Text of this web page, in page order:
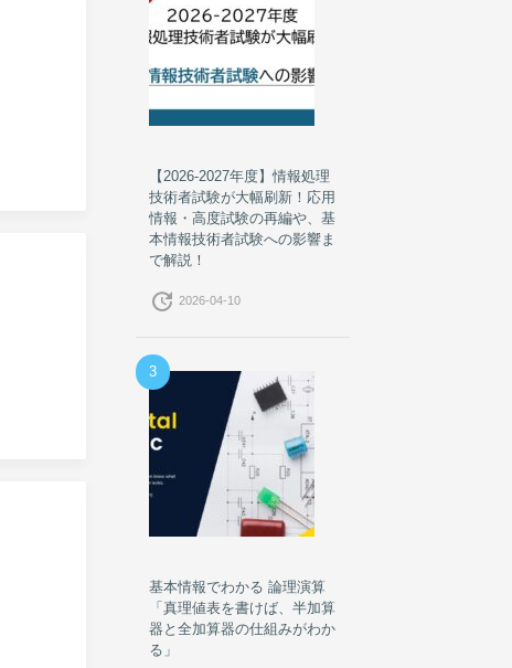
【2026-2027年度】情報処理
技術者試験が大幅刷新！応用
情報・高度試験の再編や、基
本情報技術者試験への影響ま
で解説！
update 2026-04-10
3
基本情報でわかる 論理演算
「真理値表を書けば、半加算
器と全加算器の仕組みがわか
る」